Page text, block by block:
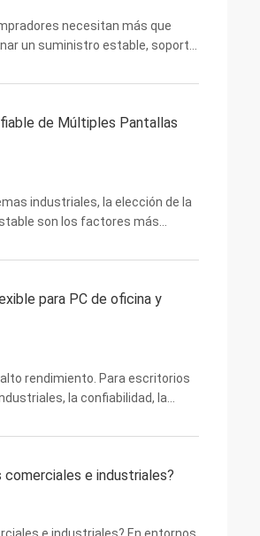
necesitan más que
un suministro estable, soporte
de Múltiples Pantallas
industriales, la elección de la
son los factores más
para PC de oficina y
rendimiento. Para escritorios
la confiabilidad, la
e industriales?